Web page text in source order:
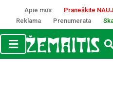
Apie mus
Praneškite
Reklama
Prenumerata